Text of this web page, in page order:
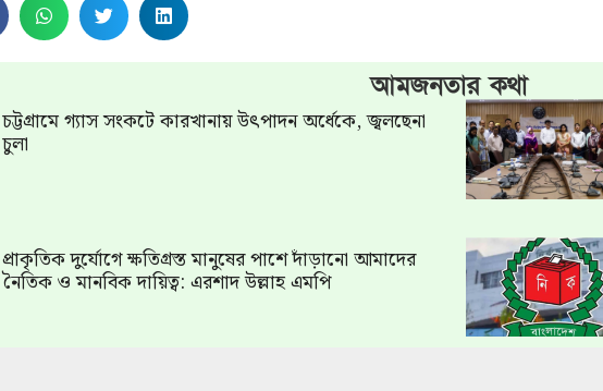
আমজনতার কথা
চট্টগ্রামে গ্যাস সংকটে কারখানায় উৎপাদন অর্ধেকে, জ্বলছেনা
চুলা
প্রাকৃতিক দুর্যোগে ক্ষতিগ্রস্ত মানুষের পাশে দাঁড়ানো আমাদের
নৈতিক ও মানবিক দায়িত্ব: এরশাদ উল্লাহ এমপি